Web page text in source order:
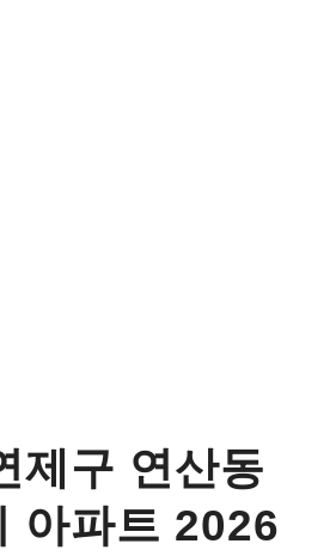
제구 연산동
아파트 2026